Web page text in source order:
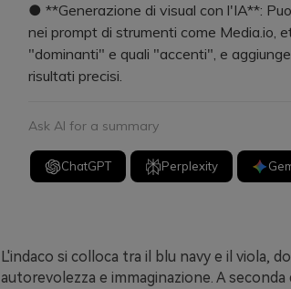
● **Generazione di visual con l'IA**:
nei prompt di strumenti come Media.io,
"dominanti" e quali "accenti", e
risultati precisi.
Ask AI for a summary
ChatGPT Perplexity
L'indaco si colloca tra il blu navy e il viola,
autorevolezza e immaginazione. A